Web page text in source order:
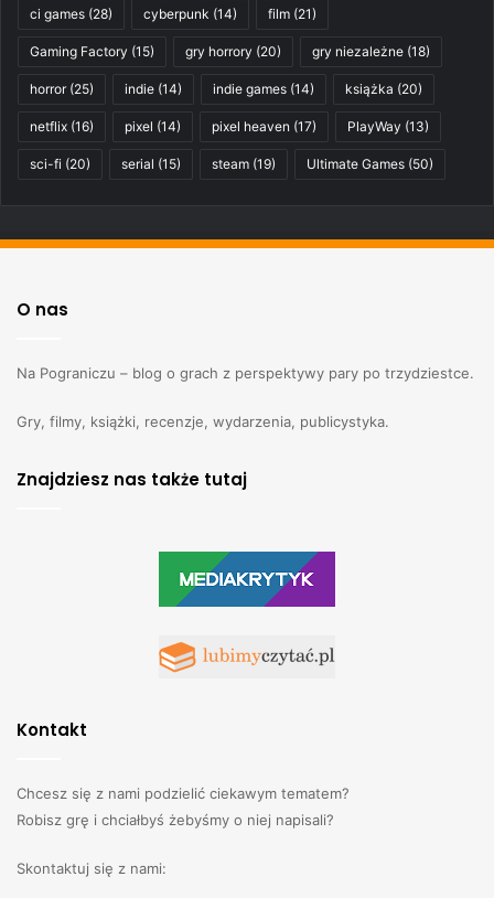
ci games (28) cyberpunk (14) film (21)
Gaming Factory (15) gry horrory (20) gry niezależne (18)
horror(25) indie (14) indie games (14) książka (20)
netflix (16) pixel (14) pixel heaven (17) PlayWay (13)
sci-fi (20) serial (15) steam (19) Ultimate Games (50)
O nas
Na Pograniczu – blog o grach z perspektywy pary po trzydziestce.
Gry, filmy, książki, recenzje, wydarzenia, publicystyka.
Znajdziesz nas także tutaj
Kontakt
Chcesz się z nami podzielić ciekawym tematem?
Robisz grę i chciałbyś żebyśmy o niej napisali?
Skontaktuj się z nami: